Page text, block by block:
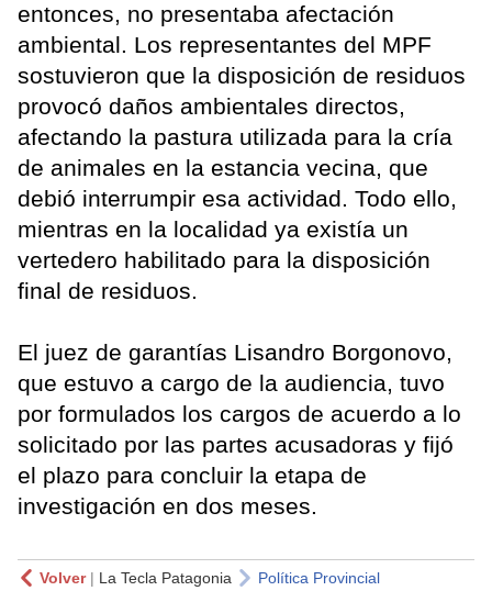
entonces, no presentaba afectación
ambiental. Los representantes del MPF
sostuvieron que la disposición de residuos
provocó daños ambientales directos,
afectando la pastura utilizada para la cría
de animales en la estancia vecina, que
debió interrumpir esa actividad. Todo ello,
mientras en la localidad ya existía un
vertedero habilitado para la disposición
final de residuos.
El juez de garantías Lisandro Borgonovo,
que estuvo a cargo de la audiencia, tuvo
por formulados los cargos de acuerdo a lo
solicitado por las partes acusadoras y fijó
el plazo para concluir la etapa de
investigación en dos meses.
Volver| La Tecla Patagonia Política Provincial